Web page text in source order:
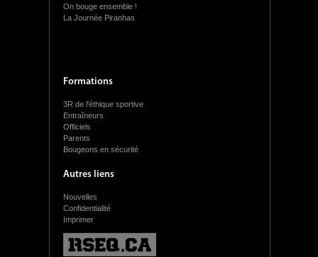
On bouge ensemble !
La Journée Piranhas
Formations
3R de l'éthique sportive
Entraîneurs
Officiels
Parents
Bougeons en sécurité
Autres liens
Nouvelles
Confidentialité
Imprimer